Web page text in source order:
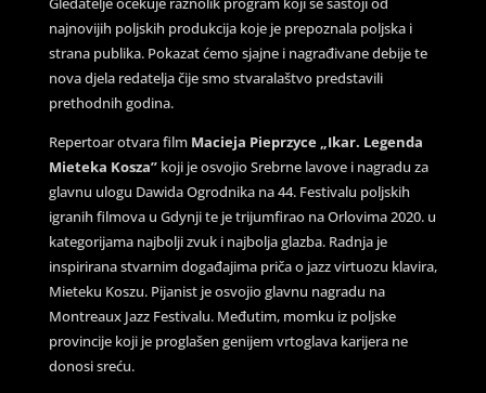
najnovijih poljskih produkcija koje je prepoznala poljska i
strana publika. Pokazat ćemo sjajne i nagrađivane debije te
nova djela redatelja čije smo stvaralaštvo predstavili
prethodnih godina.
Repertoar otvara film Macieja Pieprzyce „Ikar. Legenda
Mieteka Kosza”koji je osvojio Srebrne lavove i nagradu za
glavnu ulogu Dawida Ogrodnika na 44. Festivalu poljskih
igranih filmova u Gdynji te je trijumfirao na Orlovima 2020. u
kategorijama najbolji zvuk i najbolja glazba. Radnja je
inspirirana stvarnim događajima priča o jazz virtuozu klavira,
Mieteku Koszu. Pijanist je osvojio glavnu nagradu na
Montreaux Jazz Festivalu. Međutim, momku iz poljske
provincije koji je proglašen genijem vrtoglava karijera ne
donosi sreću.